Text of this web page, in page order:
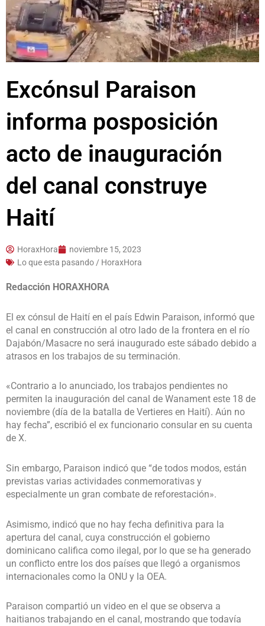
Excónsul Paraison
informa posposición
acto de inauguración
del canal construye
Haití
HoraxHora
noviembre 15, 2023
Lo que esta pasando / HoraxHora
Redacción HORAXHORA
El ex cónsul de Haití en el país Edwin Paraison, informó que
el canal en construcción al otro lado de la frontera en el río
Dajabón/Masacre no será inaugurado este sábado debido a
atrasos en los trabajos de su terminación.
«Contrario a lo anunciado, los trabajos pendientes no
permiten la inauguración del canal de Wanament este 18 de
noviembre (día de la batalla de Vertieres en Haití). Aún no
hay fecha”, escribió el ex funcionario consular en su cuenta
de X.
Sin embargo, Paraison indicó que “de todos modos, están
previstas varias actividades conmemorativas y
especialmente un gran combate de reforestación».
Asimismo, indicó que no hay fecha definitiva para la
apertura del canal, cuya construcción el gobierno
dominicano califica como ilegal, por lo que se ha generado
un conflicto entre los dos países que llegó a organismos
internacionales como la ONU y la OEA.
Paraison compartió un video en el que se observa a
haitianos trabajando en el canal, mostrando que todavía